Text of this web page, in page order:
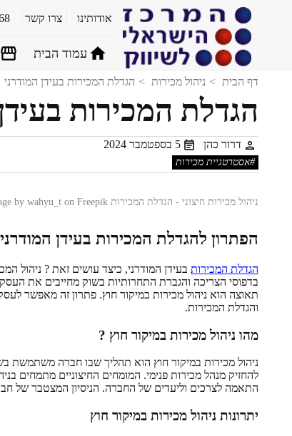
אודותינו צרו קשר
עמוד הבית
דף הבית ניהול מכירות הגדלת המכירות בעידן המודרני
הגדלת המכירות
דרור כהן 5 בספטמבר 2024
אסטרטגיית מכירות
ניהול מכירות חיצוני - הגדלת המכירות Image by wahyu_t on Freepik
הפתרון להגדלת המכירות בעידן
הגדלת המכירות בעידן המודרני, כיצד עושים זאת ? ניהול
בדפוסי הצריכה והגברת התחרותיות בשוק מחייבים את
תאוצה הוא ניהול מכירות במיקור חוץ. פתרון זה מאפשר
והגדלת המכירות.
מהו ניהול מכירות במיקור חוץ ?
ניהול מכירות במיקור חוץ הוא תהליך שבו חברה משתמשת
להחזיק מנהל מכירות פנימי. המומחים החיצוניים מתמחים
התאמה לצרכים וליעדים של החברה. הניסיון המצטבר של
יתרונות ניהול מכירות במיקור חוץ